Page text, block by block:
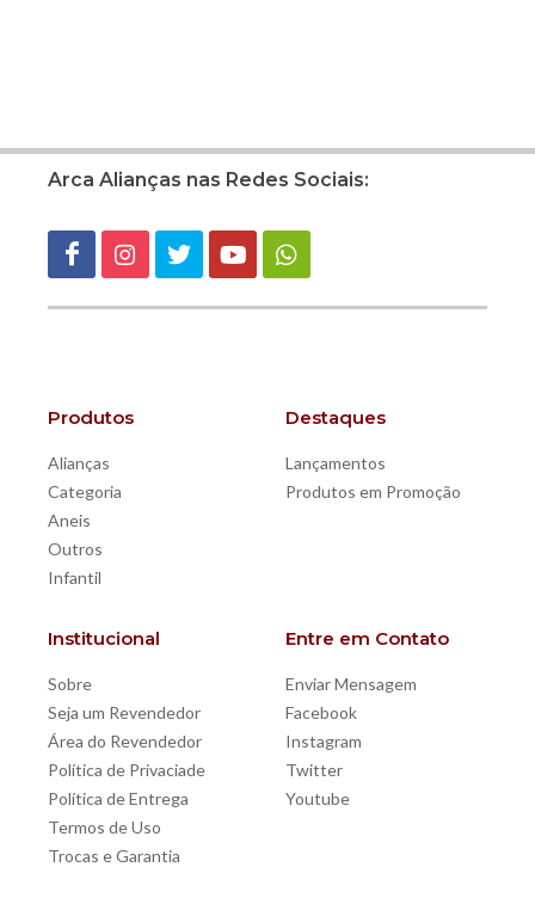
Arca Alianças nas Redes Sociais:
Produtos
Alianças
Categoria
Aneis
Outros
Infantil
Destaques
Lançamentos
Produtos em Promoção
Institucional
Sobre
Seja um Revendedor
Área do Revendedor
Política de Privaciade
Política de Entrega
Termos de Uso
Trocas e Garantia
Entre em Contato
Enviar Mensagem
Facebook
Instagram
Twitter
Youtube